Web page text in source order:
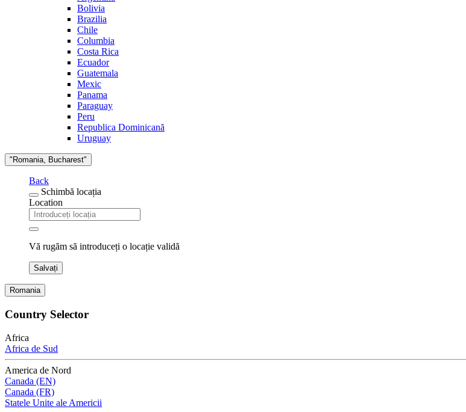
Bolivia
Brazilia
Chile
Columbia
Costa Rica
Ecuador
Guatemala
Mexic
Panama
Paraguay
Peru
Republica Dominicană
Uruguay
"Romania, Bucharest"
Back
Schimbă locația
Location
Vă rugăm să introduceți o locație validă
Salvați
Romania
Country Selector
Africa
Africa de Sud
America de Nord
Canada (EN)
Canada (FR)
Statele Unite ale Americii